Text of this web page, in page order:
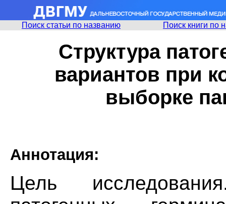
Поиск статьи по названию Поиск книги по
Структура
вариантов при
выборке
Аннотация:
Цель